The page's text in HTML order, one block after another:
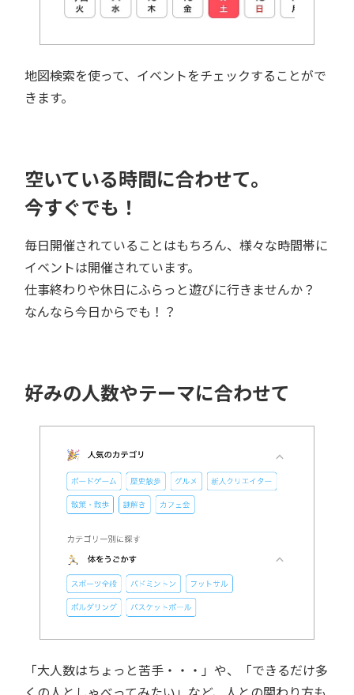
地図検索を使って、イベントをチェックすることがで
きます。
空いている時間に合わせて。
今すぐでも！
毎日開催されていることはもちろん、様々な時間帯に
イベントは開催されています。
仕事終わりや休日にふらっと遊びに行きませんか？
なんなら今日からでも！？
好みの人数やテーマに合わせて
「大人数はちょっと苦手・・・」や、「できるだけ多